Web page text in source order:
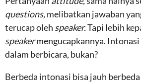
questions,melibatkan jawaban
terucap oleh speaker.Tapi lebih
speakermengucapkannya.
dalam berbicara, bukan?
Berbeda intonasi bisa jauh berbeda